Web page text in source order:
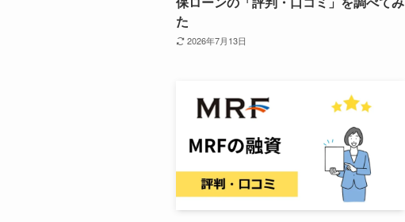
た
2026年7月13日